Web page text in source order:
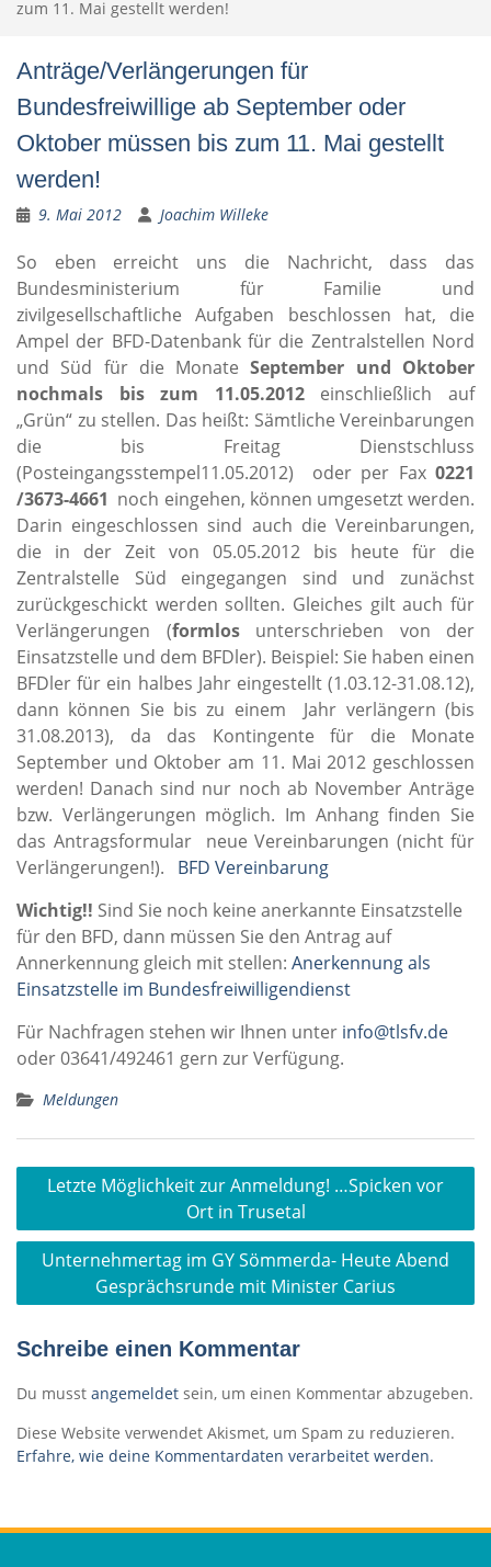
zum 11. Mai gestellt werden!
Anträge/Verlängerungen für
Bundesfreiwillige ab September oder
Oktober müssen bis zum 11. Mai gestellt
werden!
9. Mai 2012 Joachim Willeke
So eben erreicht uns die Nachricht, dass das
Bundesministerium für Familie und
zivilgesellschaftliche Aufgaben beschlossen hat, die
Ampel der BFD-Datenbank für die Zentralstellen Nord
und Süd für die MonateSeptember und Oktober
nochmals bis zum 11.05.2012einschließlich auf
„Grün“ zu stellen. Das heißt: Sämtliche Vereinbarungen
die bis Freitag Dienstschluss
(Posteingangsstempel11.05.2012) oder per Fax 0221
/3673-4661 noch eingehen, können umgesetzt werden.
Darin eingeschlossen sind auch die Vereinbarungen,
die in der Zeit von 05.05.2012 bis heute für die
Zentralstelle Süd eingegangen sind und zunächst
zurückgeschickt werden sollten. Gleiches gilt auch für
Verlängerungen (formlosunterschrieben von der
Einsatzstelle und dem BFDler). Beispiel: Sie haben einen
BFDler für ein halbes Jahr eingestellt (1.03.12-31.08.12),
dann können Sie bis zu einem Jahr verlängern (bis
31.08.2013), da das Kontingente für die Monate
September und Oktober am 11. Mai 2012 geschlossen
werden! Danach sind nur noch ab November Anträge
bzw. Verlängerungen möglich. Im Anhang finden Sie
das Antragsformular neue Vereinbarungen (nicht für
Verlängerungen!). BFD Vereinbarung
Wichtig!! Sind Sie noch keine anerkannte Einsatzstelle
für den BFD, dann müssen Sie den Antrag auf
Annerkennung gleich mit stellen: Anerkennung als
Einsatzstelle im Bundesfreiwilligendienst
Für Nachfragen stehen wir Ihnen unter info@tlsfv.de
oder 03641/492461 gern zur Verfügung.
Meldungen
Beitragsnavigation
Letzte Möglichkeit zur Anmeldung! …Spicken vor
Ort in Trusetal
Unternehmertag im GY Sömmerda- Heute Abend
Gesprächsrunde mit Minister Carius
Schreibe einen Kommentar
Du musst angemeldet sein, um einen Kommentar abzugeben.
Diese Website verwendet Akismet, um Spam zu reduzieren.
Erfahre, wie deine Kommentardaten verarbeitet werden.